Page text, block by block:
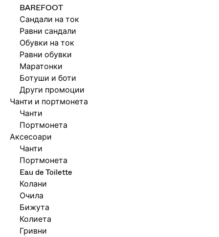
BAREFOOT
Сандали на ток
Равни сандали
Обувки на ток
Равни обувки
Маратонки
Ботуши и боти
Други промоции
Чанти и портмонета
Чанти
Портмонета
Аксесоари
Чанти
Портмонета
Eau de Toilette
Колани
Очила
Бижута
Колиета
Гривни